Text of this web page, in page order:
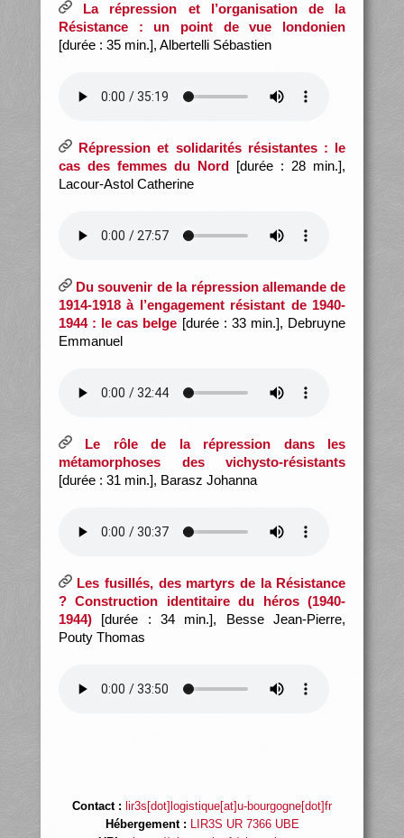
La répression et l’organisation de la
Résistance : un point de vue londonien
[durée : 35 min.], Albertelli Sébastien
Répression et solidarités résistantes : le
cas des femmes du Nord [durée : 28 min.],
Lacour-Astol Catherine
Du souvenir de la répression allemande de
1914-1918 à l’engagement résistant de 1940-
1944 : le cas belge [durée : 33 min.], Debruyne
Emmanuel
Le rôle de la répression dans les
métamorphoses des vichysto-résistants
[durée : 31 min.], Barasz Johanna
Les fusillés, des martyrs de la Résistance
? Construction identitaire du héros (1940-
1944)[durée : 34 min.], Besse Jean-Pierre,
Pouty Thomas
Contact : lir3s[dot]logistique[at]u-bourgogne[dot]fr
Hébergement : LIR3S UR 7366 UBE